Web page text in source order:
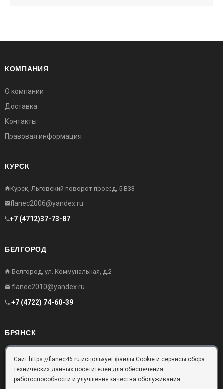
КОМПАНИЯ
О компании
Доставка
Контакты
Правовая информация
КУРСК
Курск, Льговский поворот проезд, 5 В33
flanec2006@yandex.ru
+7 (4712)37-73-87
БЕЛГОРОД
Белгород, ул. Коммунальная, д.2
flanec2010@yandex.ru
+7 (4722) 74-60-39
БРЯНСК
Брянск, Московский проезд, д.10, офис 3
flanec32@yandex.ru
Сайт https://flanec46.ru использует файлы Cookie и сервисы сбора
технических данных посетителей для обеспечения
работоспособности и улучшения качества обслуживания.